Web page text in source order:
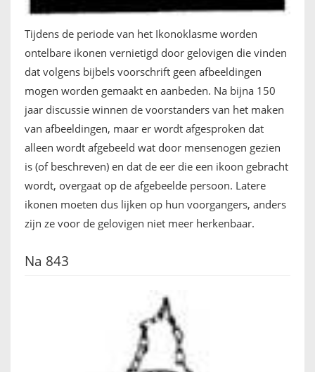
Tijdens de periode van het Ikonoklasme worden
ontelbare ikonen vernietigd door gelovigen die vinden
dat volgens bijbels voorschrift geen afbeeldingen
mogen worden gemaakt en aanbeden. Na bijna 150
jaar discussie winnen de voorstanders van het maken
van afbeeldingen, maar er wordt afgesproken dat
alleen wordt afgebeeld wat door mensenogen gezien
is (of beschreven) en dat de eer die een ikoon gebracht
wordt, overgaat op de afgebeelde persoon. Latere
ikonen moeten dus lijken op hun voorgangers, anders
zijn ze voor de gelovigen niet meer herkenbaar.
Na 843